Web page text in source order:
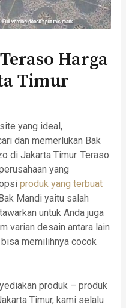
Harga
Timur
yang ideal,
dan memerlukan Bak
di Jakarta Timur. Teraso
yang
produk yang terbuat
Mandi yaitu salah
untuk Anda juga
varian desain antara lain
memilihnya cocok
produk – produk
Timur, kami selalu